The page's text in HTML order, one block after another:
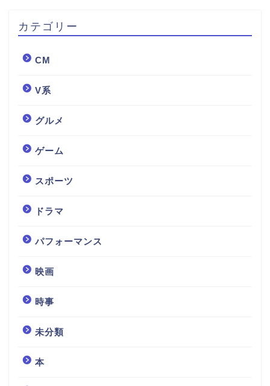
カテゴリー
CM
V系
グルメ
ゲーム
スポーツ
ドラマ
パフォーマンス
映画
時事
未分類
本